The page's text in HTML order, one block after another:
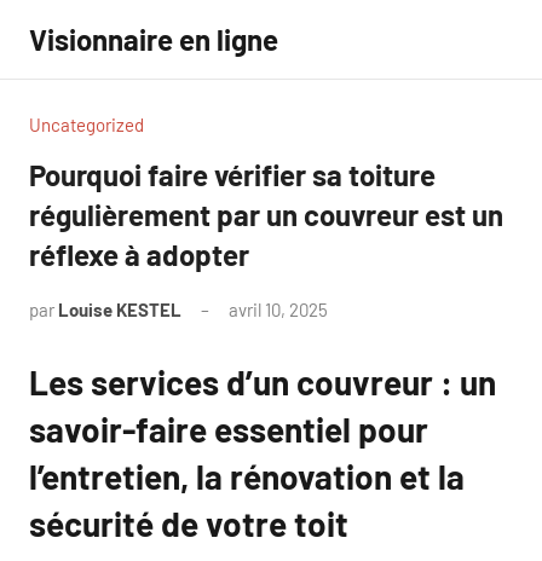
contenu
Visionnaire en ligne
Uncategorized
Pourquoi faire vérifier sa toiture
régulièrement par un couvreur est un
réflexe à adopter
par Louise KESTEL avril 10, 2025
Les services d’un couvreur : un
savoir-faire essentiel pour
l’entretien, la rénovation et la
sécurité de votre toit